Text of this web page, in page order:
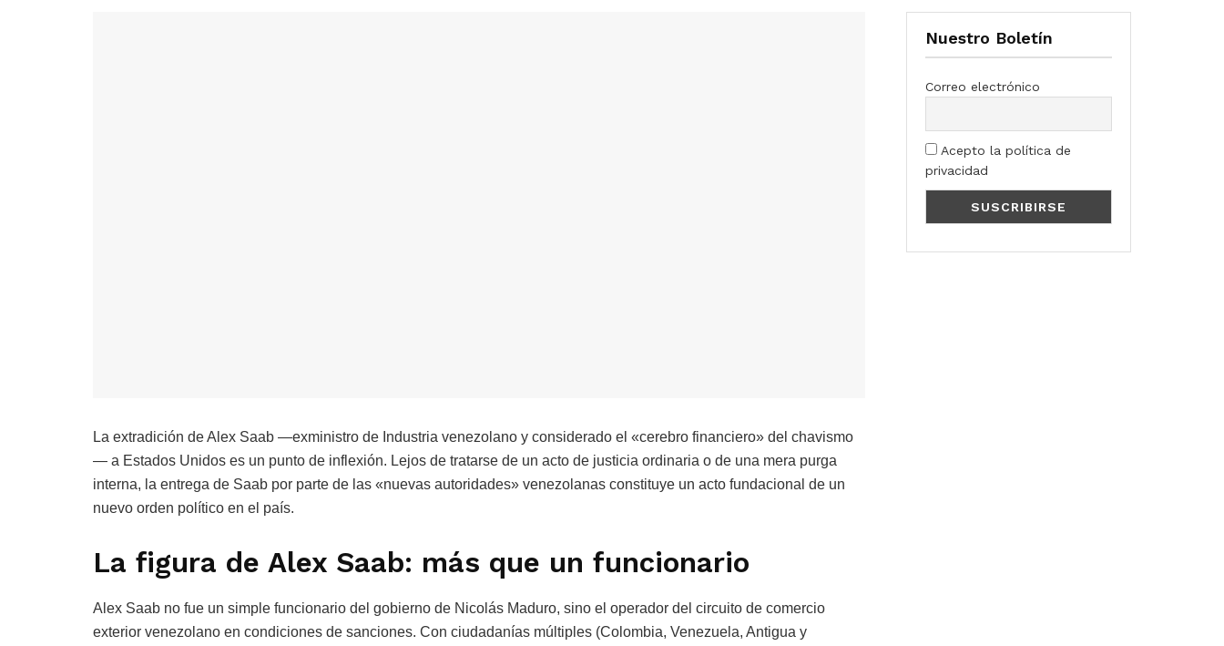
La extradición de Alex Saab —exministro de Industria venezolano y considerado el «cerebro financiero» del chavismo
— a Estados Unidos es un punto de inflexión. Lejos de tratarse de un acto de justicia ordinaria o de una mera purga
interna, la entrega de Saab por parte de las «nuevas autoridades» venezolanas constituye un acto fundacional de un
nuevo orden político en el país.
La figura de Alex Saab: más que un funcionario
Alex Saab no fue un simple funcionario del gobierno de Nicolás Maduro, sino el operador del circuito de comercio
exterior venezolano en condiciones de sanciones. Con ciudadanías múltiples (Colombia, Venezuela, Antigua y
Nuestro Boletín
Correo electrónico
Acepto la política de
privacidad